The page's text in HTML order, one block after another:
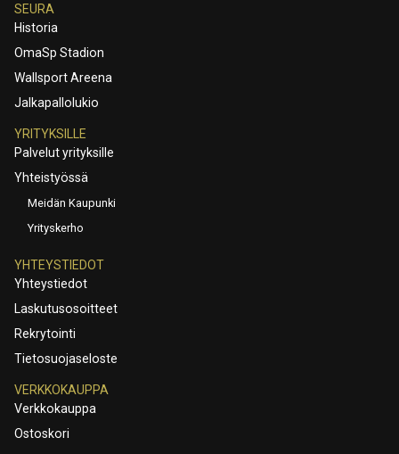
SEURA
Historia
OmaSp Stadion
Wallsport Areena
Jalkapallolukio
YRITYKSILLE
Palvelut yrityksille
Yhteistyössä
Meidän Kaupunki
Yrityskerho
YHTEYSTIEDOT
Yhteystiedot
Laskutusosoitteet
Rekrytointi
Tietosuojaseloste
VERKKOKAUPPA
Verkkokauppa
Ostoskori